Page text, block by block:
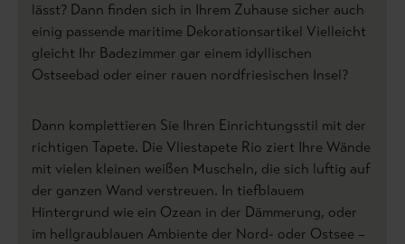
lässt? Dann finden sich in Ihrem Zuhause sicher auch
einig passende maritime Dekorationsartikel Vielleicht
gleicht Ihr Badezimmer gar einem idyllischen
Ostseebad oder einer rauen nordfriesischen Insel?
Dann komplettieren Sie Ihren Einrichtungsstil mit der
richtigen Tapete. Die Vliestapete Rio ziert Ihre Wände
mit vielen kleinen weißen Muscheln, die sich luftig auf
der ganzen Wand verstreuen. In tiefblauem
Hintergrund wie ein Ozean in der Dämmerung, oder
im hellgraublauen Ambiente der Nord- oder Ostsee –